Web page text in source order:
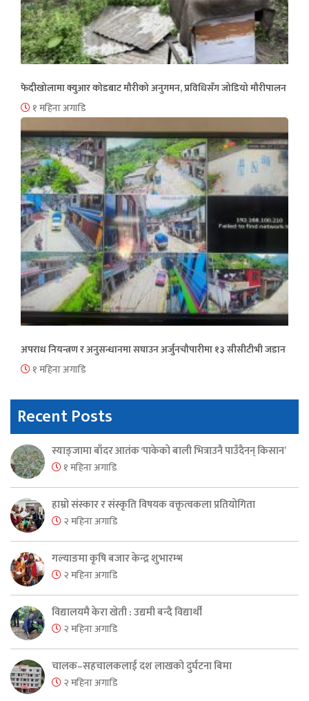
फेदीखोलामा क्युआर कोडबाट मौरीको अनुगमन, प्रविधिसँग जोडियो मौरीपालन
१ महिना अगाडि
अपराध नियन्त्रण र अनुसन्धानमा सघाउन अर्जुनचौपारीमा १३ सीसीटीभी जडान
१ महिना अगाडि
Recent Posts
स्याङ्जामा बाँदर आतंक ‘पाकेको बाली भित्राउनै पाउँदैनन् किसान’
१ महिना अगाडि
हाम्रो संस्कार र संस्कृति विषयक वक्तृत्वकला प्रतियोगिता
२ महिना अगाडि
गल्याङमा कृषि बजार केन्द्र शुभारम्भ
२ महिना अगाडि
विद्यालयमै केरा खेती : उद्यमी बन्दै विद्यार्थी
२ महिना अगाडि
चालक–सहचालकलाई दश लाखको दुर्घटना बिमा
२ महिना अगाडि